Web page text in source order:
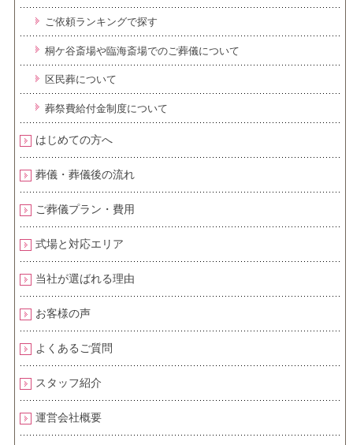
ご依頼ランキングで探す
桐ケ谷斎場や臨海斎場でのご葬儀について
区民葬について
葬祭費給付金制度について
はじめての方へ
葬儀・葬儀後の流れ
ご葬儀プラン・費用
式場と対応エリア
当社が選ばれる理由
お客様の声
よくあるご質問
スタッフ紹介
運営会社概要